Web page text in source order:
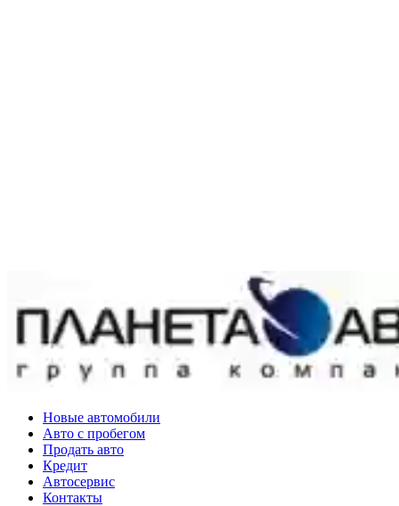
Новые автомобили
Авто с пробегом
Продать авто
Кредит
Автосервис
Контакты